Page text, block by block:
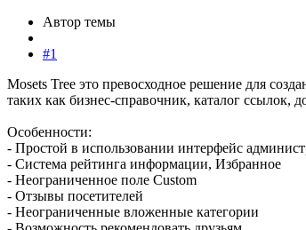
Автор темы
#1
Mosets Tree это превосходное решение для
таких как бизнес-справочник, каталог
Особенности:
- Простой в использовании интерфейс
- Система рейтинга информации, Избранное
- Неограниченное поле Custom
- Отзывы посетителей
- Неограниченные вложенные категории